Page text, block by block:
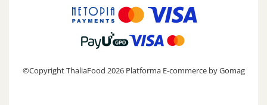
©Copyright ThaliaFood 2026 Platforma E-commerce by Gomag